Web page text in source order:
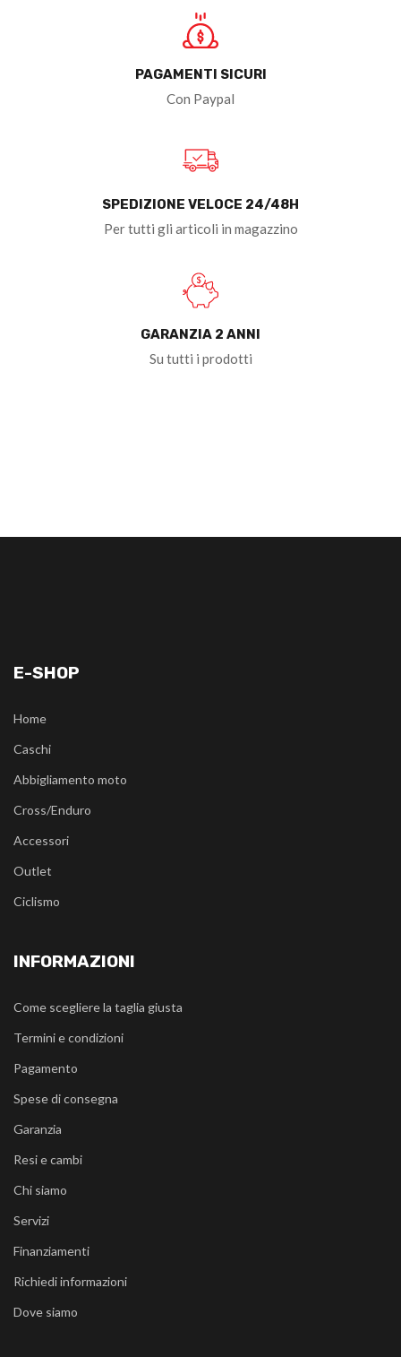
PAGAMENTI SICURI
Con Paypal
SPEDIZIONE VELOCE 24/48H
Per tutti gli articoli in magazzino
GARANZIA 2 ANNI
Su tutti i prodotti
E-SHOP
Home
Caschi
Abbigliamento moto
Cross/Enduro
Accessori
Outlet
Ciclismo
INFORMAZIONI
Come scegliere la taglia giusta
Termini e condizioni
Pagamento
Spese di consegna
Garanzia
Resi e cambi
Chi siamo
Servizi
Finanziamenti
Richiedi informazioni
Dove siamo